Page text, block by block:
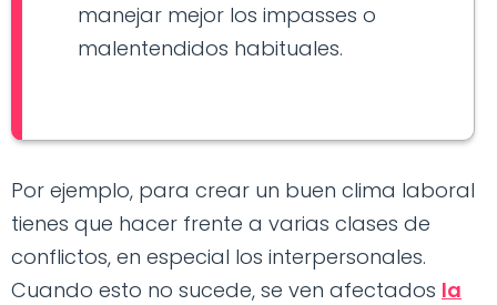
manejar mejor los impasses o
malentendidos habituales.
Por ejemplo, para crear un buen clima laboral
tienes que hacer frente a varias clases de
conflictos, en especial los interpersonales.
Cuando esto no sucede, se ven afectados la